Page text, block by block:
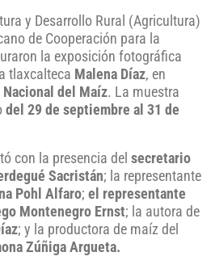
y Desarrollo Rural (Agricultura)
de Cooperación para la
la exposición fotográfica
tlaxcalteca Malena Díaz, en
Nacional del Maíz. La muestra
del 29 de septiembre al 31 de
con la presencia del secretario
Sacristán; la representante
Pohl Alfaro; el representante
Montenegro Ernst; la autora de
; y la productora de maíz del
Zúñiga Argueta.